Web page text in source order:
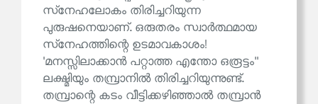
സ്‌നേഹലോകം തിരിച്ചറിയുന്ന
പുരുഷനെയാണ്. ഒരുതരം സ്വാർത്ഥമായ
സ്‌നേഹത്തിന്റെ ഉടമാവകാശം!
'മനസ്സിലാക്കാൻ പറ്റാത്ത എന്തോ ഒരൂട്ടം''
ലക്ഷ്മിയും തമ്പ്രാനിൽ തിരിച്ചറിയുന്നുണ്ട്.
തമ്പ്രാന്റെ കടം വീട്ടിക്കഴിഞ്ഞാൽ തമ്പ്രാൻ